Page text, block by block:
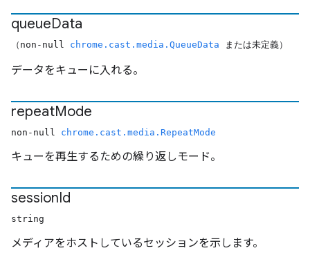
queueData
（non-null chrome.cast.media.QueueData または未定義）
データをキューに入れる。
repeatMode
non-null chrome.cast.media.RepeatMode
キューを再生するための繰り返しモード。
sessionId
string
メディアをホストしているセッションを示します。